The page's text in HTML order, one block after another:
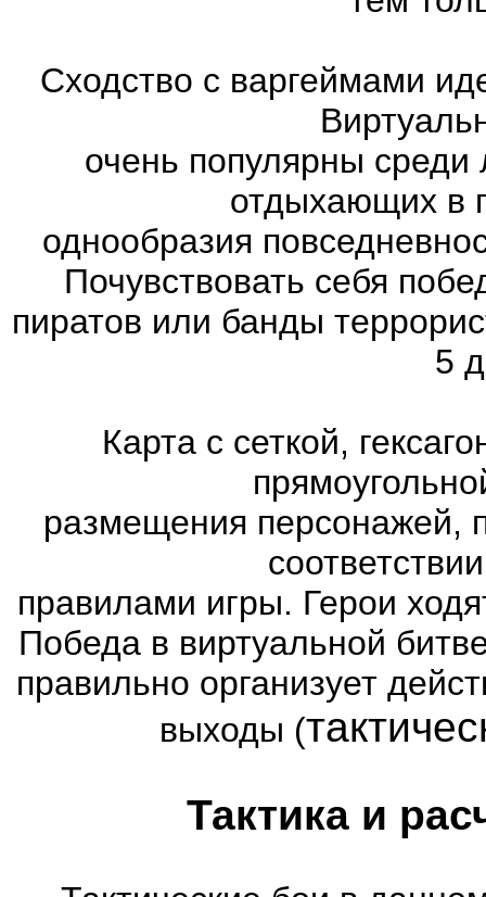
Сходство с варгеймами
очень популярны
отдыхающих в
однообразия
Почувствовать себя
пиратов или банды
5
Карта с сеткой,
размещения персонажей,
правилами игры. Герои
Победа в виртуальной
правильно организует
выходы (
Тактика и